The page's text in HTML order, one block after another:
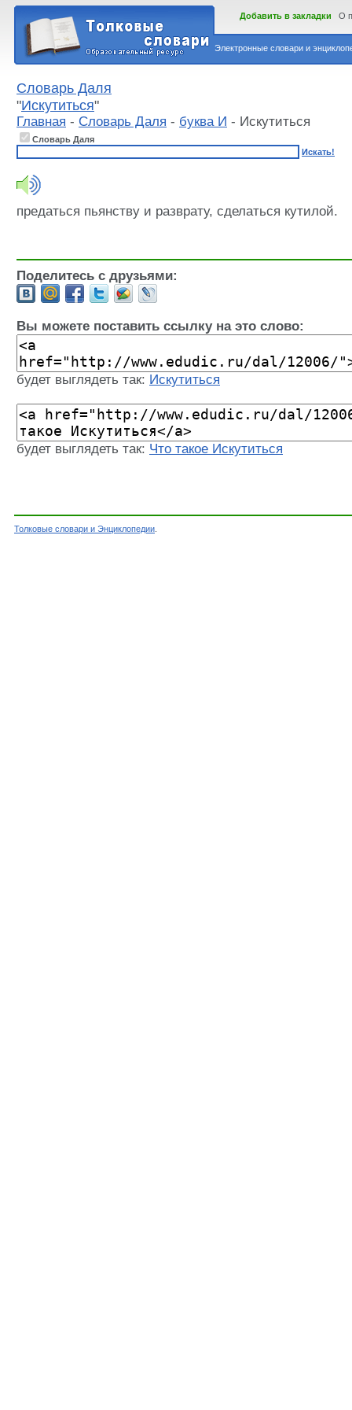
Электронные словари и
Добавить в закладки О
Словарь Даля
"Искутиться"
Главная - Словарь Даля - буква И - Искутиться
Словарь Даля
Искать!
предаться пьянству и разврату, сделаться кутилой.
Поделитесь с друзьями:
Вы можете поставить ссылку на это слово:
будет выглядеть так: Искутиться
будет выглядеть так: Что такое Искутиться
Толковые словари и Энциклопедии